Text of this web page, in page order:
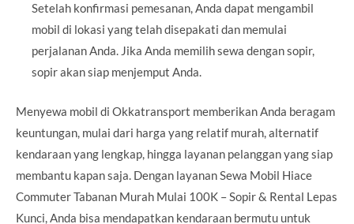
Setelah konfirmasi pemesanan, Anda dapat mengambil
mobil di lokasi yang telah disepakati dan memulai
perjalanan Anda. Jika Anda memilih sewa dengan sopir,
sopir akan siap menjemput Anda.
Menyewa mobil di Okkatransport memberikan Anda beragam
keuntungan, mulai dari harga yang relatif murah, alternatif
kendaraan yang lengkap, hingga layanan pelanggan yang siap
membantu kapan saja. Dengan layanan Sewa Mobil Hiace
Commuter Tabanan Murah Mulai 100K – Sopir & Rental Lepas
Kunci, Anda bisa mendapatkan kendaraan bermutu untuk